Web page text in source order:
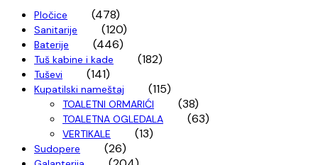
Pločice (478)
Sanitarije (120)
Baterije (446)
Tuš kabine i kade (182)
Tuševi (141)
Kupatilski nameštaj (115)
TOALETNI ORMARIĆI (38)
TOALETNA OGLEDALA (63)
VERTIKALE (13)
Sudopere (26)